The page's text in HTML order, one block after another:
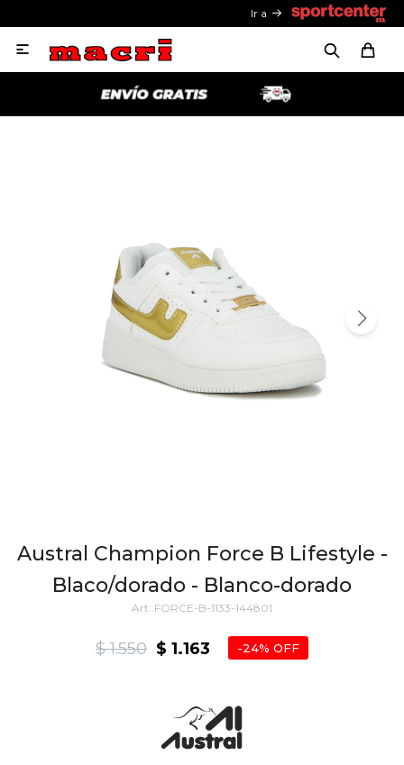
Ir a

Austral Champion Force B Lifestyle -
Blaco/dorado - Blanco-dorado
FORCE-B-1133-144801
$ 1.163
$ 1.550 24